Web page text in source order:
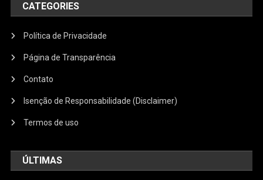
CATEGORIES
Política de Privacidade
Página de Transparência
Contato
Isenção de Responsabilidade (Disclaimer)
Termos de uso
ÚLTIMAS